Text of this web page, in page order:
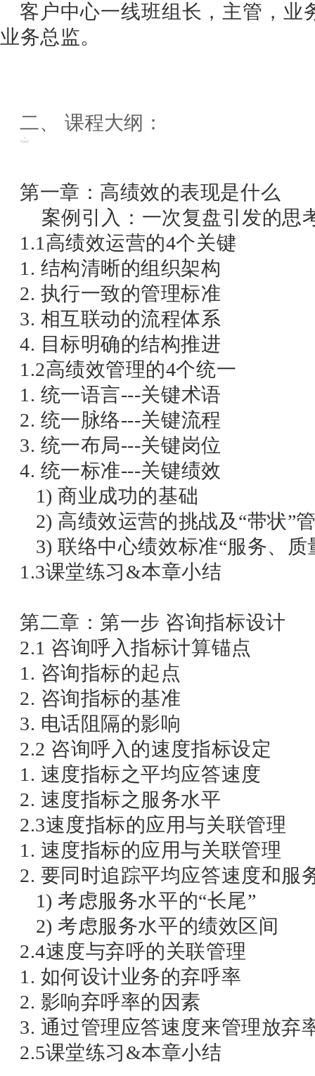
客户中心一线班组长，主管，业
业务总监。
二、 课程大纲：
第一章：高绩效的表现是什么
案例引入：一次复盘引发的思
1.1高绩效运营的4个关键
1. 结构清晰的组织架构
2. 执行一致的管理标准
3. 相互联动的流程体系
4. 目标明确的结构推进
1.2高绩效管理的4个统一
1. 统一语言---关键术语
2. 统一脉络---关键流程
3. 统一布局---关键岗位
4. 统一标准---关键绩效
1) 商业成功的基础
2) 高绩效运营的挑战及“带状”
3) 联络中心绩效标准“服务、质
1.3课堂练习&本章小结
第二章：第一步 咨询指标设计
2.1 咨询呼入指标计算锚点
1. 咨询指标的起点
2. 咨询指标的基准
3. 电话阻隔的影响
2.2 咨询呼入的速度指标设定
1. 速度指标之平均应答速度
2. 速度指标之服务水平
2.3速度指标的应用与关联管理
1. 速度指标的应用与关联管理
2. 要同时追踪平均应答速度和服
1) 考虑服务水平的“长尾”
2) 考虑服务水平的绩效区间
2.4速度与弃呼的关联管理
1. 如何设计业务的弃呼率
2. 影响弃呼率的因素
3. 通过管理应答速度来管理放弃
2.5课堂练习&本章小结